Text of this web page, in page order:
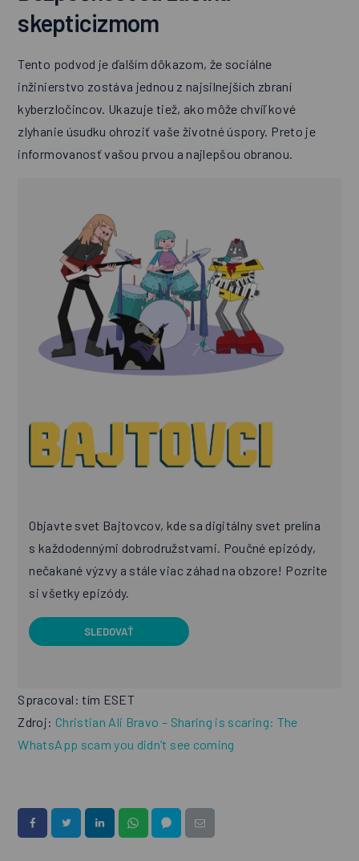
skepticizmom
Tento podvod je ďalším dôkazom, že sociálne
inžinierstvo zostáva jednou z najsilnejších zbraní
kyberzločincov. Ukazuje tiež, ako môže chvíľkové
zlyhanie úsudku ohroziť vaše životné úspory. Preto je
informovanosť vašou prvou a najlepšou obranou.
Objavte svet Bajtovcov, kde sa digitálny svet prelína
s každodennými dobrodružstvami. Poučné epizódy,
nečakané výzvy a stále viac záhad na obzore! Pozrite
si všetky epizódy.
SLEDOVAŤ
Spracoval: tím ESET
Zdroj: Christian Ali Bravo – Sharing is scaring: The
WhatsApp scam you didn’t see coming